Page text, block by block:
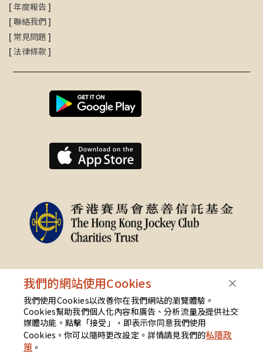
[年度報告]
[聯絡我們]
[常見問題 ]
[法律條款 ]
我們的網站使用Cookies
我們使用Cookies以改善你在我們網站的瀏覽體驗。
Cookies幫助我們個人化內容和廣告、分析流量及提供社交
媒體功能。點擊「接受」，即表示你同意我們使用
Cookies。你可以隨時更改設定。詳情請見我們的私隱政
策 。